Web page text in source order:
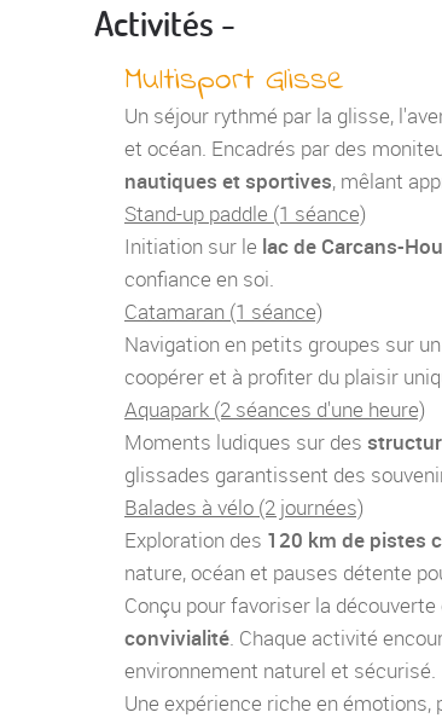
Activités -
Multisport Glisse
Un séjour rythmé par la glisse,
et océan. Encadrés par des
nautiques et sportives, mêlant
Stand-up paddle (1 séance)
Initiation sur le lac de Carcans-
confiance en soi.
Catamaran (1 séance)
Navigation en petits groupes sur un
coopérer et à profiter du plaisir
Aquapark (2 séances d'une heure)
Moments ludiques sur des
glissades garantissent des
Balades à vélo (2 journées)
Exploration des 120 km de pistes
nature, océan et pauses détente
Conçu pour favoriser la
convivialité. Chaque activité
environnement naturel et sécurisé.
Une expérience riche en